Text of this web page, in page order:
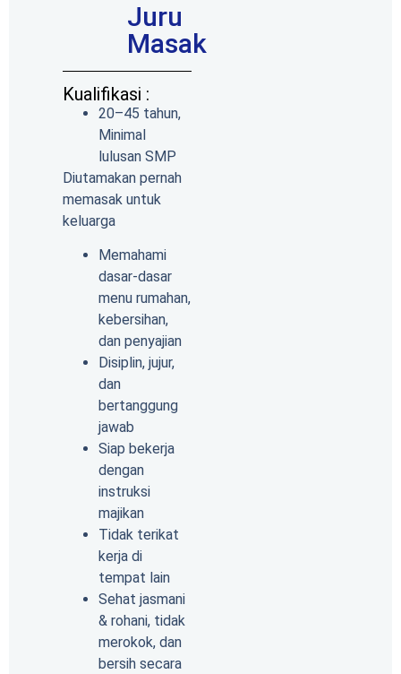
Juru
Masak
Kualifikasi :
20–45 tahun,
Minimal
lulusan SMP
Diutamakan pernah
memasak untuk
keluarga
Memahami
dasar-dasar
menu rumahan,
kebersihan,
dan penyajian
Disiplin, jujur,
dan
bertanggung
jawab
Siap bekerja
dengan
instruksi
majikan
Tidak terikat
kerja di
tempat lain
Sehat jasmani
& rohani, tidak
merokok, dan
bersih secara